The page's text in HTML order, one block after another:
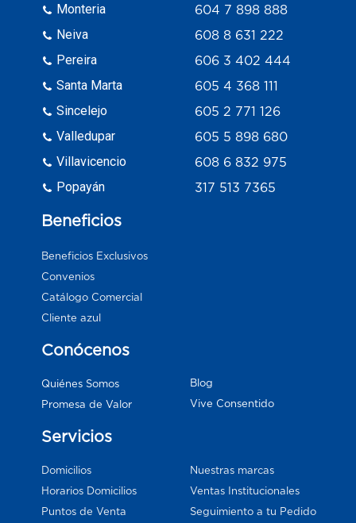
Monteria
Neiva
Pereira
Santa Marta
Sincelejo
Valledupar
Villavicencio
Popayán
604 7 898 888
608 8 631 222
606 3 402 444
605 4 368 111
605 2 771 126
605 5 898 680
608 6 832 975
317 513 7365
Beneficios
Beneficios Exclusivos
Convenios
Catálogo Comercial
Cliente azul
Conócenos
Quiénes Somos
Promesa de Valor
Blog
Vive Consentido
Servicios
Domicilios
Horarios Domicilios
Puntos de Venta
Nuestras marcas
Ventas Institucionales
Seguimiento a tu Pedido